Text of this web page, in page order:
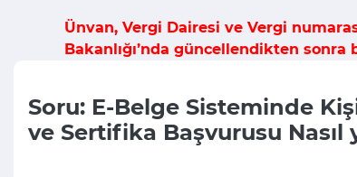
Ünvan, Vergi Dairesi ve Vergi
Bakanlığı’nda güncellendikten
Soru: E-Belge Sisteminde
ve Sertifika Başvurusu Nasıl